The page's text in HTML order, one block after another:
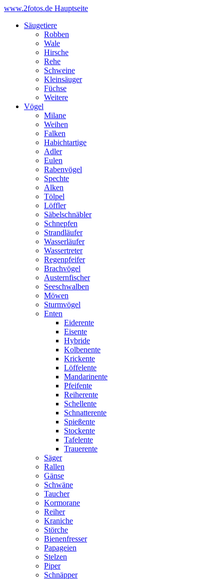
www.2fotos.de Hauptseite
Säugetiere
Robben
Wale
Hirsche
Rehe
Schweine
Kleinsäuger
Füchse
Weitere
Vögel
Milane
Weihen
Falken
Habichtartige
Adler
Eulen
Rabenvögel
Spechte
Alken
Tölpel
Löffler
Säbelschnäbler
Schnepfen
Strandläufer
Wasserläufer
Wassertreter
Regenpfeifer
Brachvögel
Austernfischer
Seeschwalben
Möwen
Sturmvögel
Enten
Eiderente
Eisente
Hybride
Kolbenente
Krickente
Löffelente
Mandarinente
Pfeifente
Reiherente
Schellente
Schnatterente
Spießente
Stockente
Tafelente
Trauerente
Säger
Rallen
Gänse
Schwäne
Taucher
Kormorane
Reiher
Kraniche
Störche
Bienenfresser
Papageien
Stelzen
Piper
Schnäpper